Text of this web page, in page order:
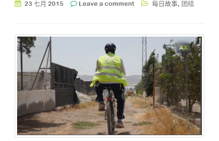
23 七月 2015 Leave a comment 每日故事, 团结